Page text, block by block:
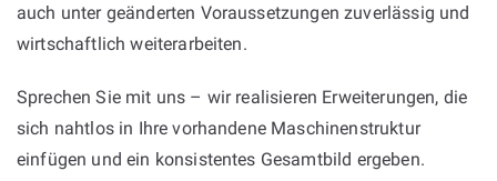
auch unter geänderten Voraussetzungen zuverlässig und
wirtschaftlich weiterarbeiten.
Sprechen Sie mit uns – wir realisieren Erweiterungen, die
sich nahtlos in Ihre vorhandene Maschinenstruktur
einfügen und ein konsistentes Gesamtbild ergeben.